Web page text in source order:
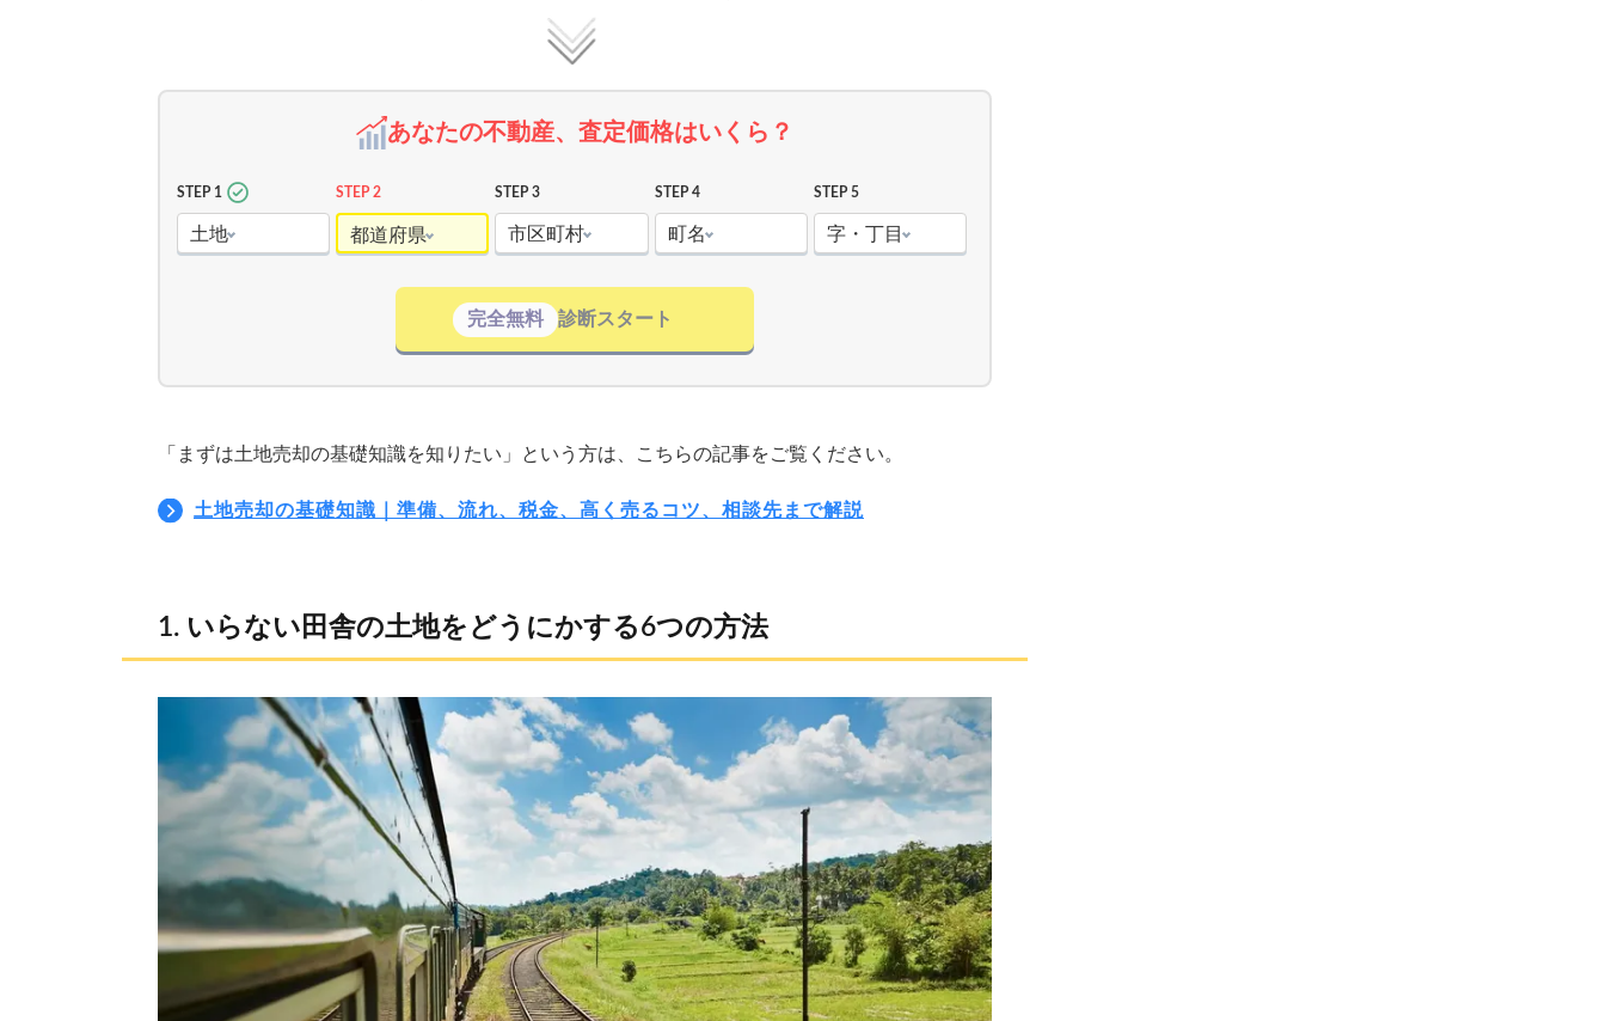
あなたの不動産、査定価格はいくら？
STEP 1
土地
STEP 2
都道府県
STEP 3
市区町村
STEP 4
町名
STEP 5
字・丁目
完全無料 診断スタート
「まずは土地売却の基礎知識を知りたい」という方は、こちらの記事をご覧ください。
土地売却の基礎知識｜準備、流れ、税金、高く売るコツ、相談先まで解説
いらない田舎の土地をどうにかする6つの方法